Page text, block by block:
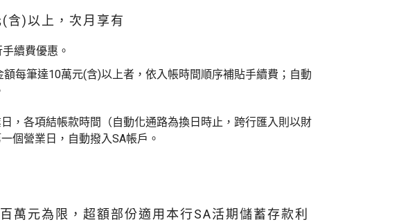
含)以上，次月享有
續費優惠。
每筆達10萬元(含)以上者，依入帳時間順序補貼手續費；自動
，各項結帳款時間（自動化通路為換日時止，跨行匯入則以財
個營業日，自動撥入SA帳戶。
萬元為限，超額部份適用本行SA活期儲蓄存款利